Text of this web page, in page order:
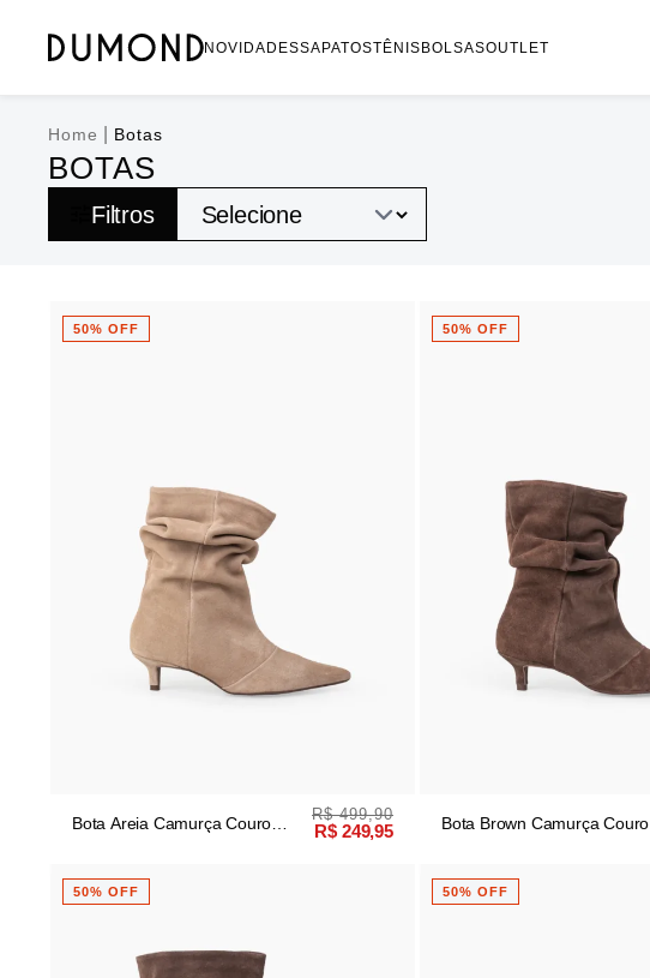
NOVIDADESSAPATOSTÊNISBOLSASOUTLET
Home Botas
BOTAS
Filtros
50% OFF
Bota Areia Camurça Couro
R$ 499,90
R$ 249,95
50% OFF
Bota Brown Camurça Couro
50% OFF 50% OFF